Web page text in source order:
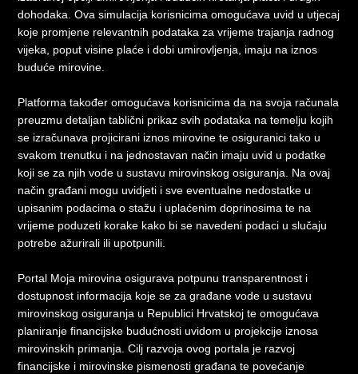
dohodaka. Ova simulacija korisnicima omogućava uvid u utjecaj
koje promjene relevantnih podataka za vrijeme trajanja radnog
vijeka, poput visine plaće i dobi umirovljenja, imaju na iznos
buduće mirovine.
Platforma također omogućava korisnicima da na svoja računala
preuzmu detaljan tablični prikaz svih podataka na temelju kojih
se izračunava projicirani iznos mirovine te osiguranici tako u
svakom trenutku i na jednostavan način imaju uvid u podatke
koji se za njih vode u sustavu mirovinskog osiguranja. Na ovaj
način građani mogu uvidjeti i sve eventualne nedostatke u
upisanim podacima o stažu i uplaćenim doprinosima te na
vrijeme poduzeti korake kako bi se navedeni podaci u slučaju
potrebe ažurirali ili upotpunili.
Portal Moja mirovina osigurava potpunu transparentnost i
dostupnost informacija koje se za građane vode u sustavu
mirovinskog osiguranja u Republici Hrvatskoj te omogućava
planiranje financijske budućnosti uvidom u projekcije iznosa
mirovinskih primanja. Cilj razvoja ovog portala je razvoj
financijske i mirovinske pismenosti građana te povećanje